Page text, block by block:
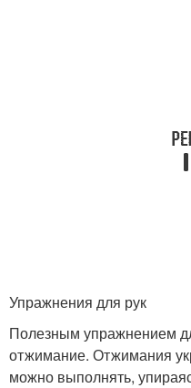
Упражнения для рук
Полезным упражнением
отжимание. Отжимания
можно выполнять,